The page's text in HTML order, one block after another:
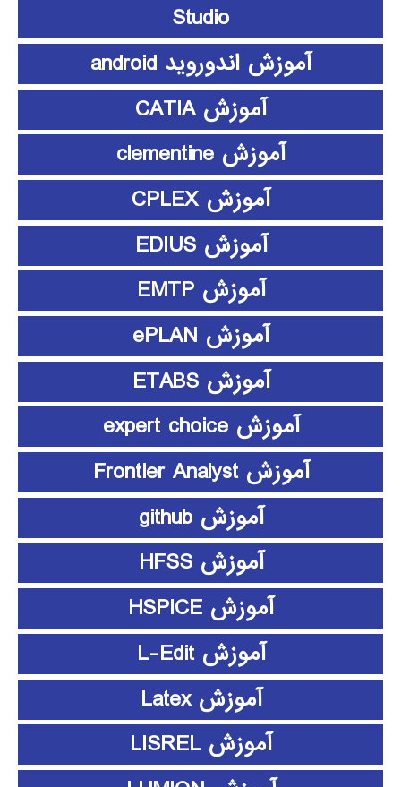
Studio
آموزش اندوروید android
آموزش CATIA
آموزش clementine
آموزش CPLEX
آموزش EDIUS
آموزش EMTP
آموزش ePLAN
آموزش ETABS
آموزش expert choice
آموزش Frontier Analyst
آموزش github
آموزش HFSS
آموزش HSPICE
آموزش L-Edit
آموزش Latex
آموزش LISREL